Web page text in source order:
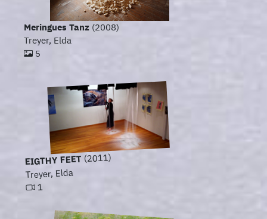
Meringues Tanz (2008)
Treyer, Elda
5
EIGTHY FEET (2011)
Treyer, Elda
1